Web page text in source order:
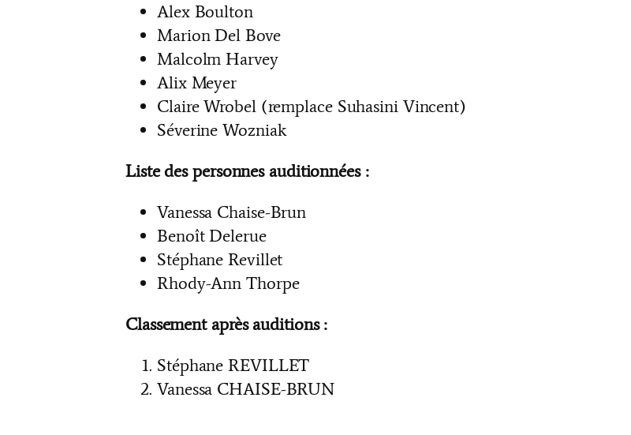
Alex Boulton
Marion Del Bove
Malcolm Harvey
Alix Meyer
Claire Wrobel (remplace Suhasini Vincent)
Séverine Wozniak
Liste des personnes auditionnées :
Vanessa Chaise-Brun
Benoît Delerue
Stéphane Revillet
Rhody-Ann Thorpe
Classement après auditions :
Stéphane REVILLET
Vanessa CHAISE-BRUN